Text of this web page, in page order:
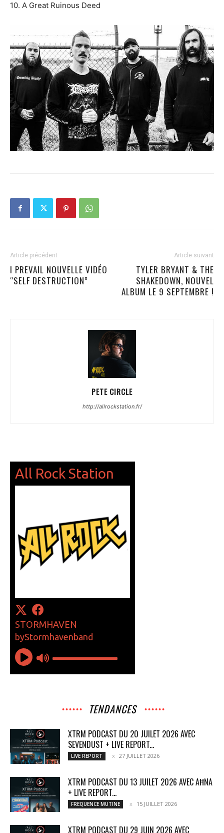
10. A Great Ruinous Deed
Article précédent
I PREVAIL NOUVELLE VIDÉO
“SELF DESTRUCTION”
Article suivant
TYLER BRYANT & THE
SHAKEDOWN, NOUVEL
ALBUM LE 9 SEPTEMBRE !
PETE CIRCLE
http://allrockstation.fr/
TENDANCES
XTRM PODCAST DU 20 JUILET 2026 AVEC
SEVENDUST + LIVE REPORT...
LIVE REPORT 27 JUILLET 2026
XTRM PODCAST DU 13 JUILET 2026 AVEC AĦNA
+ LIVE REPORT...
FREQUENCE MUTINE 15 JUILLET 2026
XTRM PODCAST DU 29 JUIN 2026 AVEC